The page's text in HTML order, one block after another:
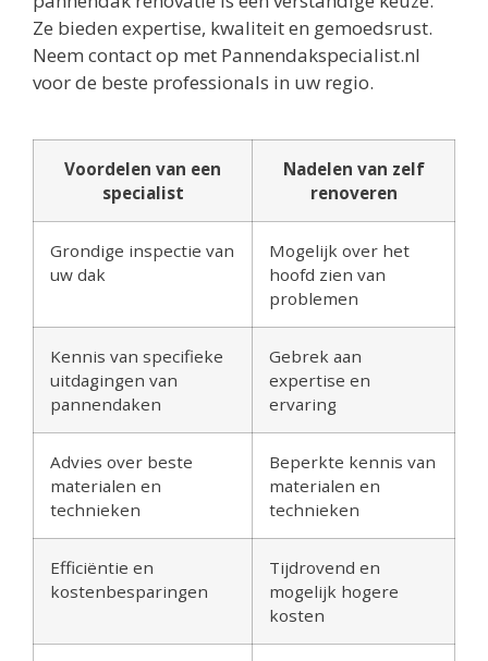
Ze bieden expertise, kwaliteit en gemoedsrust.
Neem contact op met Pannendakspecialist.nl
voor de beste professionals in uw regio.
Voordelen van een
specialist
Nadelen van zelf
renoveren
Grondige inspectie van
uw dak
Mogelijk over het
hoofd zien van
problemen
Kennis van specifieke
uitdagingen van
pannendaken
Gebrek aan
expertise en
ervaring
Advies over beste
materialen en
technieken
Beperkte kennis van
materialen en
technieken
Efficiëntie en
kostenbesparingen
Tijdrovend en
mogelijk hogere
kosten